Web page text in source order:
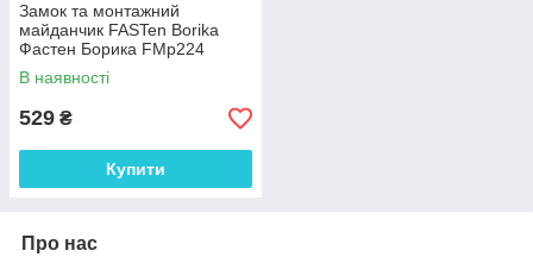
Замок та монтажний
майданчик FASTen Borika
Фастен Борика FMp224
110х110 мм для надувного
човна ПВХ
В наявності
529 ₴
Купити
Про нас